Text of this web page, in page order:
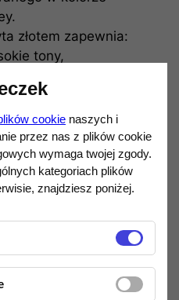
złotem zapewnia:
tony,
naturalne i
nawet
siatkę dyspersyjną
pełniącą funkcję
inspirowane
studyjnymi pomaga
cookie naszych i
przez nas z plików cookie
wymaga twojej zgody.
kategoriach plików
znajdziesz poniżej.